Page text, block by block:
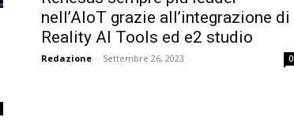
nell’AIoT grazie all’integrazione di
Reality AI Tools ed e2 studio
Redazione - Settembre 26, 2023 0